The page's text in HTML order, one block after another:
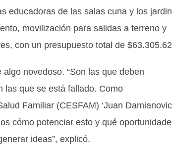
educadoras de las salas cuna y los
movilización para salidas a terreno y
con un presupuesto total de
novedoso. “Son las que deben
las que se está fallado. Como
Familiar (CESFAM) ‘Juan
cómo potenciar esto y qué
ideas”, explicó.